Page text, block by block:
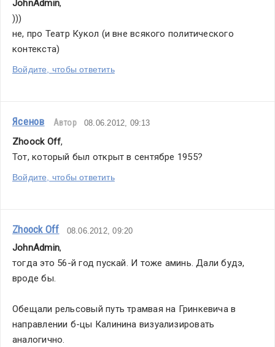
JohnAdmin,
)))
не, про Театр Кукол (и вне всякого политического
контекста)
Войдите, чтобы ответить
Ясенов Автор 08.06.2012, 09:13
Zhoock Off,
Тот, который был открыт в сентябре 1955?
Войдите, чтобы ответить
Zhoock Off 08.06.2012, 09:20
JohnAdmin,
тогда это 56-й год пускай. И тоже аминь. Дали будэ,
вроде бы.
Обещали рельсовый путь трамвая на Гринкевича в
направлении б-цы Калинина визуализировать
аналогично.